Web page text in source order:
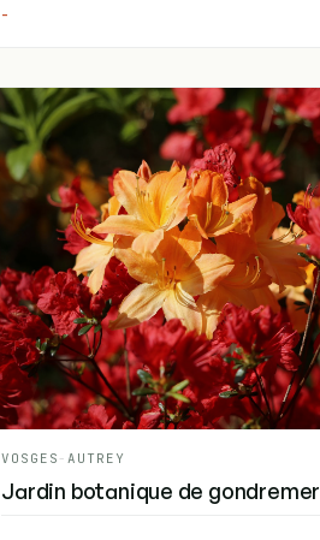
-
VOSGES - AUTREY
Jardin botanique de gondremer